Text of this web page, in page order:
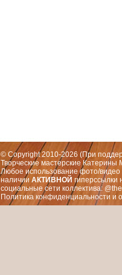
© Copyright 2010-2026 (При
Творческие мастерские
Любое использование фото/видео
наличии АКТИВНОЙ гиперссылки
социальные сети коллектива:
Политика конфиденциальности и